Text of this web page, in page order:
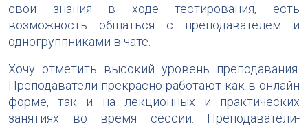
свои знания в ходе тестирования, есть
возможность общаться с преподавателем и
одногруппниками в чате.
Хочу отметить высокий уровень преподавания.
Преподаватели прекрасно работают как в онлайн
форме, так и на лекционных и практических
занятиях во время сессии. Преподаватели-